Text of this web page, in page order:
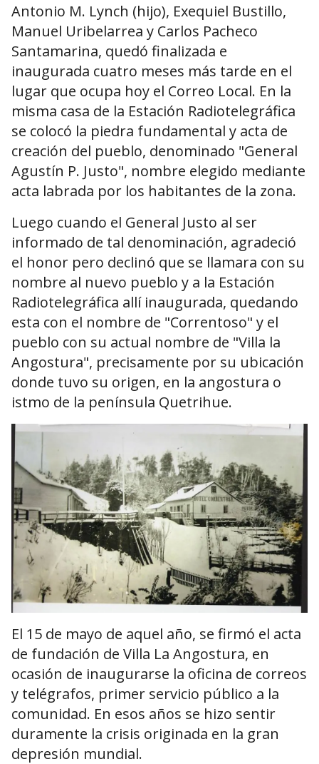
Antonio M. Lynch (hijo), Exequiel Bustillo,
Manuel Uribelarrea y Carlos Pacheco
Santamarina, quedó finalizada e
inaugurada cuatro meses más tarde en el
lugar que ocupa hoy el Correo Local. En la
misma casa de la Estación Radiotelegráfica
se colocó la piedra fundamental y acta de
creación del pueblo, denominado "General
Agustín P. Justo", nombre elegido mediante
acta labrada por los habitantes de la zona.
Luego cuando el General Justo al ser
informado de tal denominación, agradeció
el honor pero declinó que se llamara con su
nombre al nuevo pueblo y a la Estación
Radiotelegráfica allí inaugurada, quedando
esta con el nombre de "Correntoso" y el
pueblo con su actual nombre de "Villa la
Angostura", precisamente por su ubicación
donde tuvo su origen, en la angostura o
istmo de la península Quetrihue.
El 15 de mayo de aquel año, se firmó el acta
de fundación de Villa La Angostura, en
ocasión de inaugurarse la oficina de correos
y telégrafos, primer servicio público a la
comunidad. En esos años se hizo sentir
duramente la crisis originada en la gran
depresión mundial.